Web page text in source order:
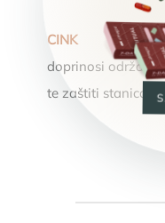
CINK
doprinosi
te zaštiti stanica